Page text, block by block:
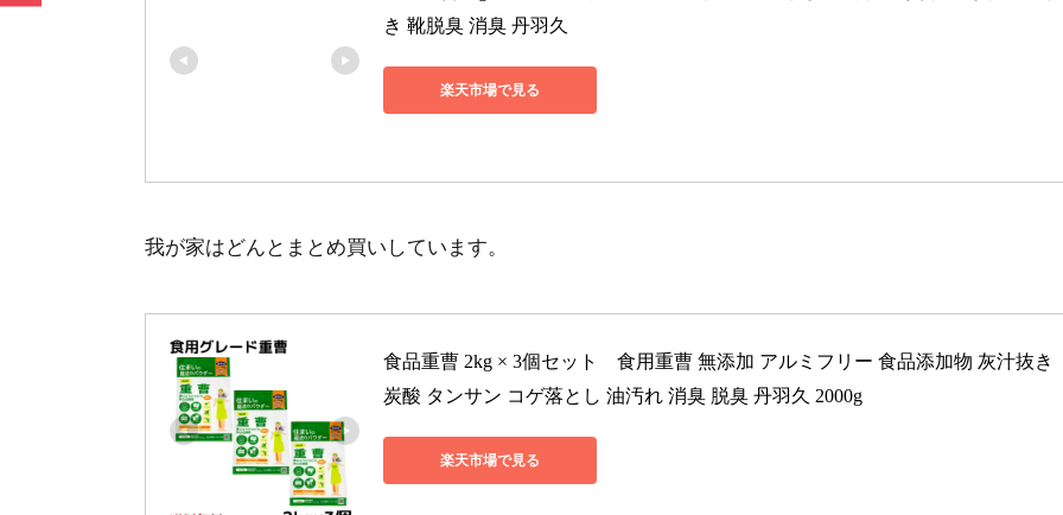
き 靴脱臭 消臭 丹羽久
楽天市場で見る
我が家はどんとまとめ買いしています。
食品重曹 2kg × 3個セット　食用重曹 無添加 アルミフリー 食品添加物 灰汁抜き
炭酸 タンサン コゲ落とし 油汚れ 消臭 脱臭 丹羽久 2000g
楽天市場で見る